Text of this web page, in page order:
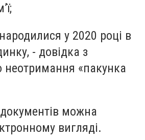
у 2020 році в
- довідка з
неотримання «пакунка
можна
вигляді.